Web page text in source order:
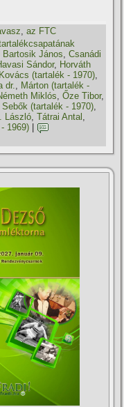
,az FTC
Bartosik János,Csanádi
Sándor, Horváth
Kovács (tartalék - 1970),
dr., Márton (tartalék -
Miklós,Őze Tibor,
Sebők (tartalék - 1970),
László,Tátrai Antal ,
1969)